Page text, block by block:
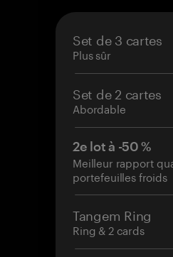
Set de 3 cartes
Plus sûr
Set de 2 cartes
Abordable
2e lot à -50 %
Meilleur rapport
portefeuilles froids
Tangem Ring
Ring & 2 cards